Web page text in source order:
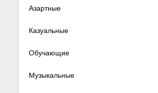
Азартные
Казуальные
Обучающие
Музыкальные